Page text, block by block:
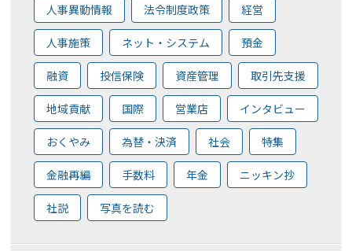
人事異動情報 法令制度政策 経営
人事施策 ネット・システム 預金
融資 投信保険 資産管理 取引先支援
地域貢献 国際 営業店 インタビュー
おくやみ 為替・決済 社会 特集
金融再編 手数料 年金 ニッキン抄
社説 写真を読む